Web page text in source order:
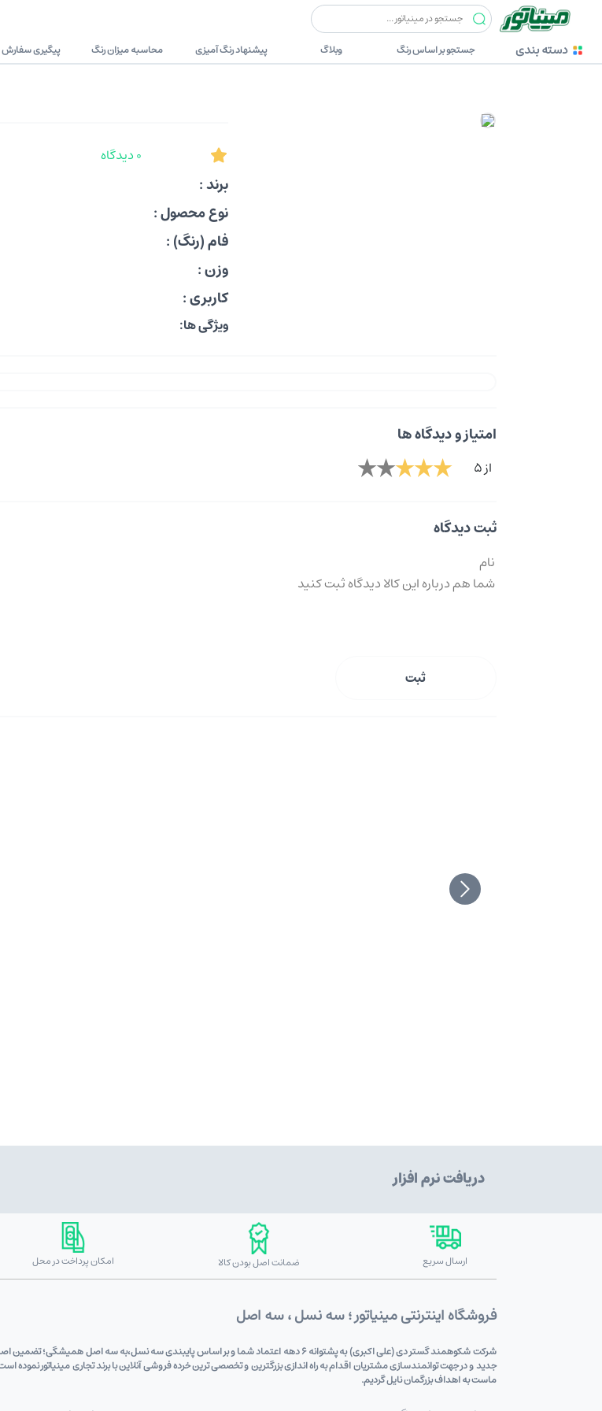
دسته بندی جستجو بر اساس رنگ وبلاگ پیشنهاد رنگ آمیزی محاسبه میزان رنگ پیگیری سفارش
0 دیدگاه
برند :
نوع محصول :
فام (رنگ) :
وزن :
کاربری :
ویژگی ها:
امتیاز و دیدگاه ها
از 5
ثبت دیدگاه
ثبت
دریافت نرم افزار
ارسال سریع ضمانت اصل بودن کالا امکان پرداخت در محل
فروشگاه اینترنتی مینیاتور ؛ سه نسل ، سه اصل
شرکت شکوهمند گستر دی (علی اکبری) به پشتوانه 6 دهه اعتماد شما و بر اساس پایبندی سه نسل،به
جدید و در جهت توانمندسازی مشتریان اقدام به راه اندازی بزرگترین و تخصصی ترین خرده فروشی آنلاین با برند تجاری مینیاتور
ماست به اهداف بزرگمان نایل گردیم.